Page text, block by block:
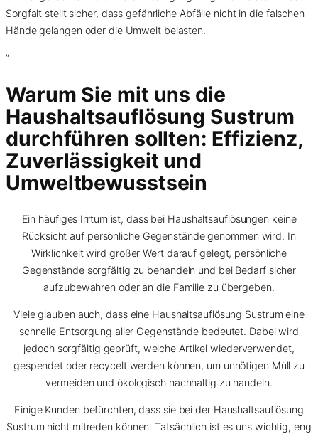
Sorgfalt stellt sicher, dass gefährliche Abfälle nicht in die falschen
Hände gelangen oder die Umwelt belasten.
”
Warum Sie mit uns die
Haushaltsauflösung Sustrum
durchführen sollten: Effizienz,
Zuverlässigkeit und
Umweltbewusstsein
Ein häufiges Irrtum ist, dass bei Haushaltsauflösungen keine
Rücksicht auf persönliche Gegenstände genommen wird. In
Wirklichkeit wird großer Wert darauf gelegt, persönliche
Gegenstände sorgfältig zu behandeln und bei Bedarf sicher
aufzubewahren oder an die Familie zu übergeben.
Viele glauben auch, dass eine Haushaltsauflösung Sustrum eine
schnelle Entsorgung aller Gegenstände bedeutet. Dabei wird
jedoch sorgfältig geprüft, welche Artikel wiederverwendet,
gespendet oder recycelt werden können, um unnötigen Müll zu
vermeiden und ökologisch nachhaltig zu handeln.
Einige Kunden befürchten, dass sie bei der Haushaltsauflösung
Sustrum nicht mitreden können. Tatsächlich ist es uns wichtig, eng